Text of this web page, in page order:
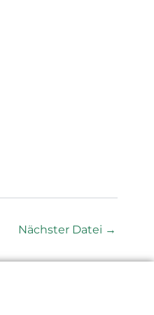
Nächster Datei →